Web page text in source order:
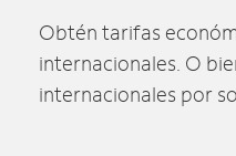
Obtén tarifas
internacionales. O
internacionales por